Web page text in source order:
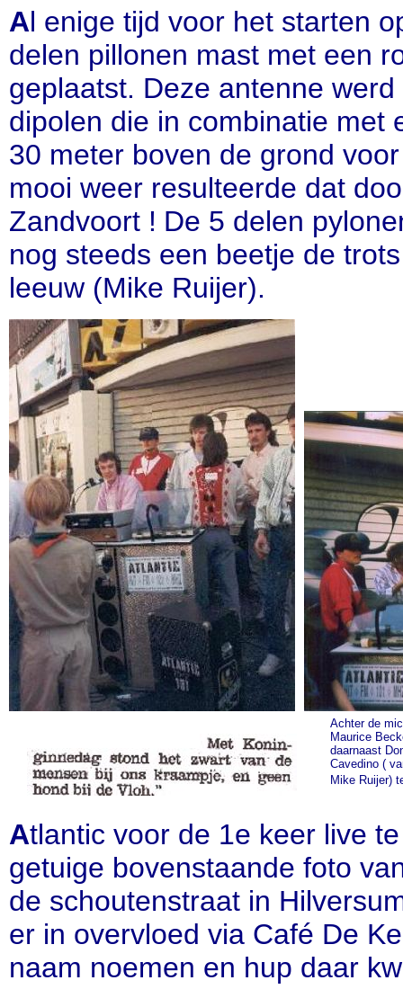
Al enige tijd voor het starten
delen pillonen mast met een
geplaatst. Deze antenne
dipolen die in combinatie met
30 meter boven de grond
mooi weer resulteerde dat
Zandvoort ! De 5 delen
nog steeds een beetje de
leeuw (Mike Ruijer).
Achter de
Maurice
daarnaast
Cavedino (
Mike Ruijer)
Atlantic voor de 1e keer live
getuige bovenstaande foto
de schoutenstraat in
er in overvloed via Café De
naam noemen en hup daar